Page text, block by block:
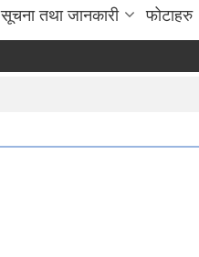
सूचना तथा जानकारी फोटाहरु